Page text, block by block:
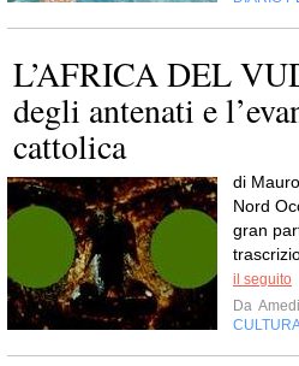
L’AFRICA DEL
degli antenati e
cattolica
di
Nord
gran
il seguito
Da